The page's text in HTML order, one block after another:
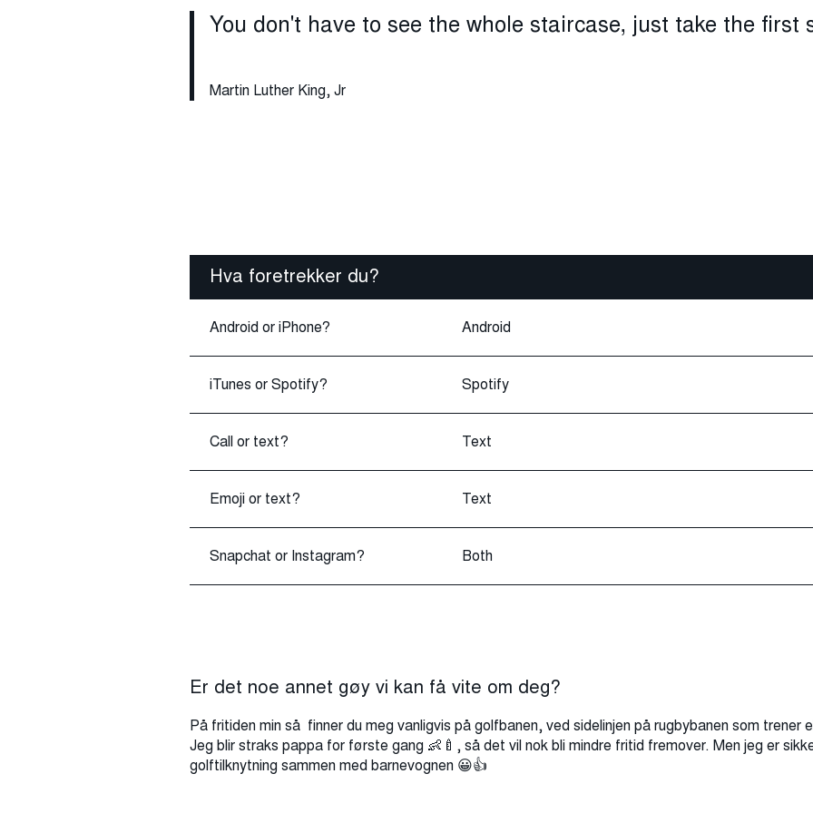
You don't have to see the whole staircase, just take the first
Martin Luther King, Jr
Hva foretrekker du?
Android or iPhone?
iTunes or Spotify?
Call or text?
Emoji or text?
Snapchat or Instagram?
Android
Spotify
Text
Text
Both
Er det noe annet gøy vi kan få vite om deg?
På fritiden min så finner du meg vanligvis på golfbanen, ved sidelinjen på rugbybanen som trener
Jeg blir straks pappa for første gang 👶🍼, så det vil nok bli mindre fritid fremover. Men jeg er
golftilknytning sammen med barnevognen 😀👍